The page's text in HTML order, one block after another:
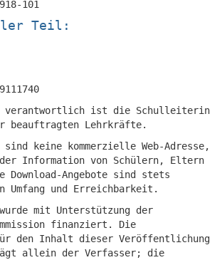
101
Teil:
verantwortlich ist die Schulleiterin
beauftragten Lehrkräfte.
sind keine kommerzielle Web-Adresse,
der Information von Schülern, Eltern
Download-Angebote sind stets
Umfang und Erreichbarkeit.
mit Unterstützung der
finanziert. Die
den Inhalt dieser Veröffentlichung
allein der Verfasser; die